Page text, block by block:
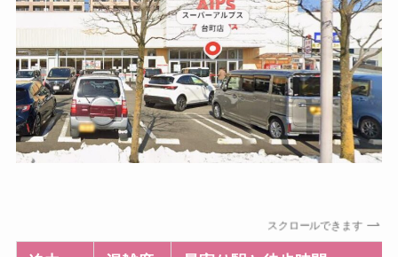
スクロールできます